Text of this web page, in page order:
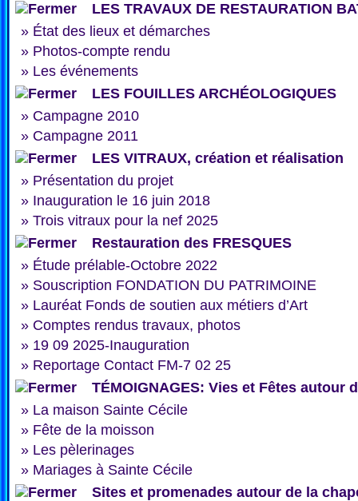
LES TRAVAUX DE RESTAURATION
» État des lieux et démarches
» Photos-compte rendu
» Les événements
LES FOUILLES ARCHÉOLOGIQUES
» Campagne 2010
» Campagne 2011
LES VITRAUX, création et réalisation
» Présentation du projet
» Inauguration le 16 juin 2018
» Trois vitraux pour la nef 2025
Restauration des FRESQUES
» Étude prélable-Octobre 2022
» Souscription FONDATION DU PATRIMOINE
» Lauréat Fonds de soutien aux métiers d’Art
» Comptes rendus travaux, photos
» 19 09 2025-Inauguration
» Reportage Contact FM-7 02 25
TÉMOIGNAGES: Vies et Fêtes autour
» La maison Sainte Cécile
» Fête de la moisson
» Les pèlerinages
» Mariages à Sainte Cécile
Sites et promenades autour de la